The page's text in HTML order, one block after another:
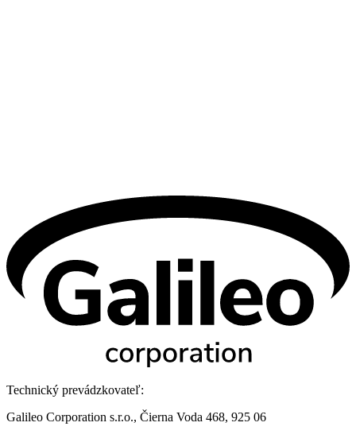
Technický prevádzkovateľ:
Galileo Corporation s.r.o., Čierna Voda 468, 925 06